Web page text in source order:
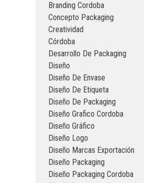
Branding Cordoba
Concepto Packaging
Creatividad
Córdoba
Desarrollo De Packaging
Diseño
Diseño De Envase
Diseño De Etiqueta
Diseño De Packaging
Diseño Grafico Cordoba
Diseño Gráfico
Diseño Logo
Diseño Marcas Exportación
Diseño Packaging
Diseño Packaging Cordoba